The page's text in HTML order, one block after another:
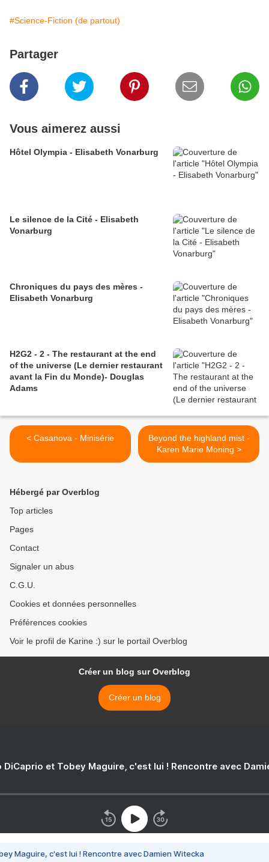
#Science-Fiction (de partout)
Partager
Vous aimerez aussi
Hôtel Olympia - Elisabeth Vonarburg
Le silence de la Cité - Elisabeth
Vonarburg
Chroniques du pays des mères -
Elisabeth Vonarburg
H2G2 - 2 - The restaurant at the end
of the universe (Le dernier restaurant
avant la Fin du Monde)- Douglas
Adams
< Casanova - Minisérie
Beyond the highland mist -
Karen Marie Moning >
Hébergé par Overblog
Top articles
Pages
Contact
Signaler un abus
C.G.U.
Cookies et données personnelles
Préférences cookies
Voir le profil de Karine :) sur le portail Overblog
Créer un blog sur Overblog
Créer un blog
DiCaprio et Tobey Maguire, c'est lui ! Rencontre avec
Maguire, c'est lui ! Rencontre avec Damien Witecka